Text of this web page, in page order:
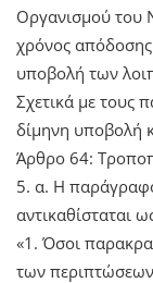
Οργανισμού του
χρόνος
υποβολή των
Σχετικά με τους
δίμηνη υποβολή
Άρθρο 64:
5. α. Η
αντικαθίσταται
«1. Όσοι
των περιπτώσεων